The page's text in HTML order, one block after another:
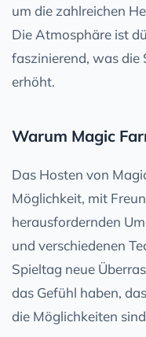
um die zahlreichen
Die Atmosphäre ist
faszinierend, was die
erhöht.
Warum Magic
Das Hosten von
Möglichkeit, mit
herausfordernden
und verschiedenen
Spieltag neue
das Gefühl haben,
die Möglichkeiten